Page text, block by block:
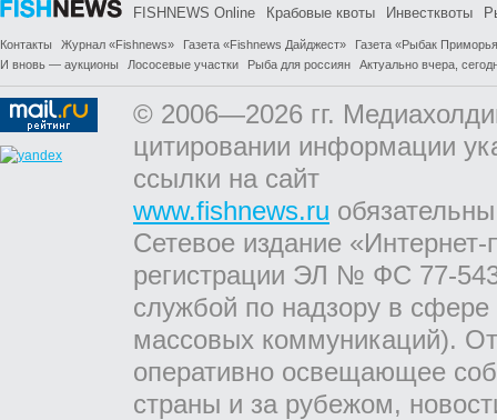
FISHNEWS Online Крабовые квоты Инвестквоты
Контакты Журнал «Fishnews» Газета «Fishnews Дайджест»
Газета «Рыбак
И вновь — аукционы
Лососевые участки Рыба для россиян Актуально вчера,
© 2006—2026 гг.
цитировании информации
ссылки на сайт
www.fishnews.ru
Сетевое издание
регистрации ЭЛ № ФС 77-
службой по надзору в
массовых коммуникаций).
оперативно освещающее
страны и за рубежом,